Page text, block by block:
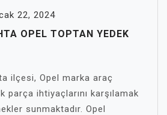
22, 2024
OPEL TOPTAN YEDEK
ilçesi, Opel marka araç
parça ihtiyaçlarını karşılamak
sunmaktadır. Opel